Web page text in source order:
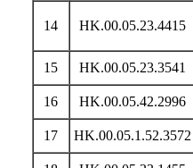
14 HK.00.05.23.4415
15
HK.00.05.23.3541
16
HK.00.05.42.2996
17 HK.00.05.1.52.3572